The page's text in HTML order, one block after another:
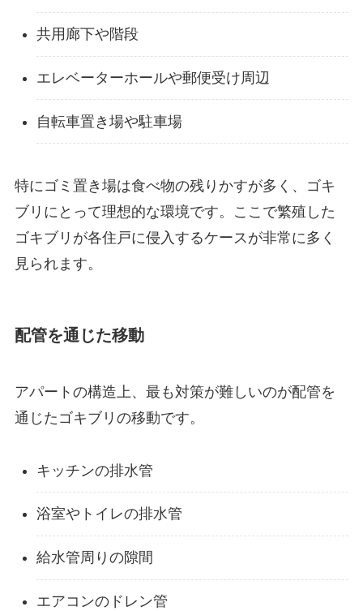
共用廊下や階段
エレベーターホールや郵便受け周辺
自転車置き場や駐車場
特にゴミ置き場は食べ物の残りかすが多く、ゴキ
ブリにとって理想的な環境です。ここで繁殖した
ゴキブリが各住戸に侵入するケースが非常に多く
見られます。
配管を通じた移動
アパートの構造上、最も対策が難しいのが配管を
通じたゴキブリの移動です。
キッチンの排水管
浴室やトイレの排水管
給水管周りの隙間
エアコンのドレン管